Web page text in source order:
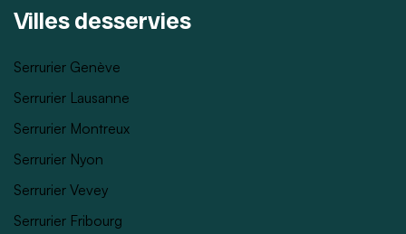
Villes desservies
Serrurier Genève
Serrurier Lausanne
Serrurier Montreux
Serrurier Nyon
Serrurier Vevey
Serrurier Fribourg